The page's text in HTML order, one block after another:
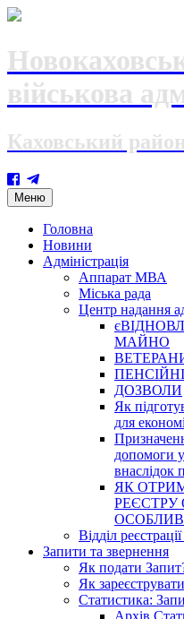
військова
Каховський
Меню Skip
to
content
Головна
Новини
Адміністрація
Аппарат МВА
Міська рада
Центр надання
МАЙНО
ДОЗВОЛИ
Як
для
допомоги у
внаслідок
ЯК
РЕЄСТРУ
Відділ
Запити та звернення
Як подати
Як
Статистика:
Архів